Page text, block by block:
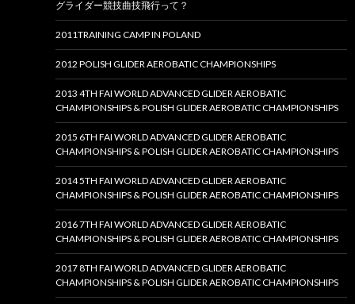
グライダー競技曲技飛行って？
2011TRAINING CAMP IN POLAND
2012 POLISH GLIDER AEROBATIC CHAMPIONSHIPS
2013 4TH FAI WORLD ADVANCED GLIDER AEROBATIC
CHAMPIONSHIPS & POLISH GLIDER AEROBATIC CHAMPIONSHIPS
2015 6TH FAI WORLD ADVANCED GLIDER AEROBATIC
CHAMPIONSHIPS & POLISH GLIDER AEROBATIC CHAMPIONSHIPS
2014 5TH FAI WORLD ADVANCED GLIDER AEROBATIC
CHAMPIONSHIPS & POLISH GLIDER AEROBATIC CHAMPIONSHIPS
2016 7TH FAI WORLD ADVANCED GLIDER AEROBATIC
CHAMPIONSHIPS & POLISH GLIDER AEROBATIC CHAMPIONSHIPS
2017 8TH FAI WORLD ADVANCED GLIDER AEROBATIC
CHAMPIONSHIPS & POLISH GLIDER AEROBATIC CHAMPIONSHIPS